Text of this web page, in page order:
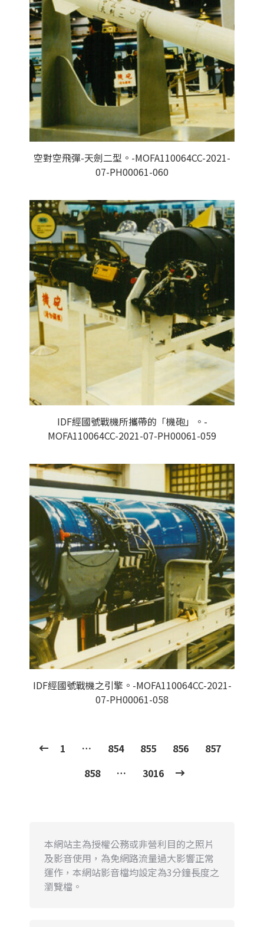
空對空飛彈-天劍二型。-MOFA110064CC-2021-
07-PH00061-060
IDF經國號戰機所攜帶的「機砲」。-
MOFA110064CC-2021-07-PH00061-059
IDF經國號戰機之引擎。-MOFA110064CC-2021-
07-PH00061-058
1 … 854 855 856
857
858
… 3016
本網站主為授權公務或非營利目的之照片
及影音使用，為免網路流量過大影響正常
運作，本網站影音檔均設定為3分鐘長度之
瀏覽檔。